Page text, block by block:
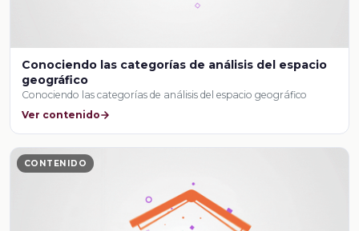
Conociendo las categorías de análisis del espacio
geográfico
Conociendo las categorías de análisis del espacio geográfico
Ver contenido
CONTENIDO